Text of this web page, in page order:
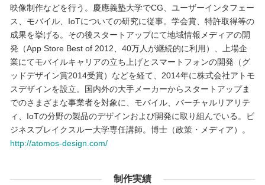
映像制作などを行う。慶應義塾大学でCG、ユーザーインタフェー
ス、モバイル、IoTについての研究に従事。学会賞、特許取得等の
成果を挙げる。その後スタートアップにて地域情報メディアの開
発（App Store Best of 2012、40万人が継続的に利用）、上場企
業にてモバイルキャリアの立ち上げとスマートフォンの開発（グ
ッドデザイン賞2014受賞）などを経て、2014年に株式会社アトモ
スデザインを設立。国内外の大手メーカーからスタートアップま
でのさまざまな事業者を対象に、モバイル、バーチャルリアリテ
ィ、IoTの分野の製品のデザインおよび開発に取り組んでいる。ビ
ジネスブレイクスルー大学専任講師。博士（政策・メディア）。
http://atomos-design.com/
制作実績